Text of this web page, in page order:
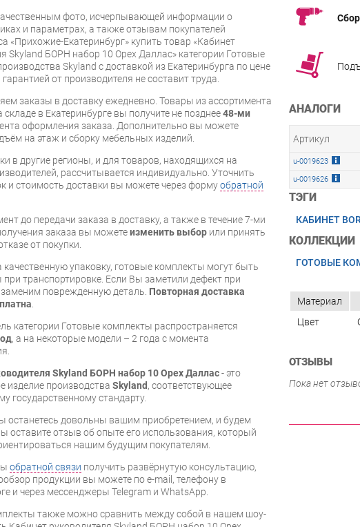
АНАЛОГИ
Артикул
u-0019623
u-0019626
ТЭГИ
КАБИНЕТ
КОЛЛЕКЦИИ
ГОТОВЫЕ
фото, исчерпывающей информации о
и параметрах, а также отзывам покупателей
«Прихожие-Екатеринбург» купить товар «Кабинет
Skyland БОРН набор 10 Орех Даллас» категории Готовые
Skyland с доставкой из Екатеринбурга по цене
гарантией от производителя не составит труда.
заказы в доставку ежедневно. Товары из ассортимента
складе в Екатеринбурге вы получите не позднее48-ми
оформления заказа. Дополнительно вы можете
на этаж и сборку мебельных изделий.
в другие регионы, и для товаров, находящихся на
рассчитывается индивидуально. Уточнить
и стоимость доставки вы можете через формуобратной
до передачи заказа в доставку, а также в течение 7-ми
заказа вы можетеизменить выбор или принять
от покупки.
качественную упаковку, готовые комплекты могут быть
транспортировке. Если Вы заметили дефект при
поврежденную деталь. Повторная доставка
.
категории Готовые комплекты распространяется
, а на некоторые модели – 2 года с момента
Skyland БОРН набор 10 Орех Даллас- это
изделие производства Skyland, соответствующее
государственному стандарту.
останетесь довольны вашим приобретением, и будем
оставите отзыв об опыте его использования, который
нашим будущим покупателям.
обратной связи получить развёрнутую консультацию,
продукции вы можете по e-mail, телефону в
и через мессенджеры Telegram и WhatsApp.
также можно сравнить между собой в нашем шоу-
Материал
Цвет
ОТЗЫВЫ
Пока нет